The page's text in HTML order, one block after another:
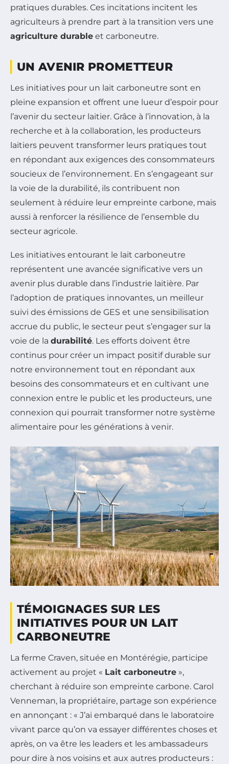
pratiques durables. Ces incitations incitent les
agriculteurs à prendre part à la transition vers une
agriculture durable et carboneutre.
UN AVENIR PROMETTEUR
Les initiatives pour un lait carboneutre sont en
pleine expansion et offrent une lueur d’espoir pour
l’avenir du secteur laitier. Grâce à l’innovation, à la
recherche et à la collaboration, les producteurs
laitiers peuvent transformer leurs pratiques tout
en répondant aux exigences des consommateurs
soucieux de l’environnement. En s’engageant sur
la voie de la durabilité, ils contribuent non
seulement à réduire leur empreinte carbone, mais
aussi à renforcer la résilience de l’ensemble du
secteur agricole.
Les initiatives entourant le lait carboneutre
représentent une avancée significative vers un
avenir plus durable dans l’industrie laitière. Par
l’adoption de pratiques innovantes, un meilleur
suivi des émissions de GES et une sensibilisation
accrue du public, le secteur peut s’engager sur la
voie de la durabilité. Les efforts doivent être
continus pour créer un impact positif durable sur
notre environnement tout en répondant aux
besoins des consommateurs et en cultivant une
connexion entre le public et les producteurs, une
connexion qui pourrait transformer notre système
alimentaire pour les générations à venir.
TÉMOIGNAGES SUR LES
INITIATIVES POUR UN LAIT
CARBONEUTRE
La ferme Craven, située en Montérégie, participe
activement au projet « Lait carboneutre »,
cherchant à réduire son empreinte carbone. Carol
Venneman, la propriétaire, partage son expérience
en annonçant : « J’ai embarqué dans le laboratoire
vivant parce qu’on va essayer différentes choses et
après, on va être les leaders et les ambassadeurs
pour dire à nos voisins et aux autres producteurs :